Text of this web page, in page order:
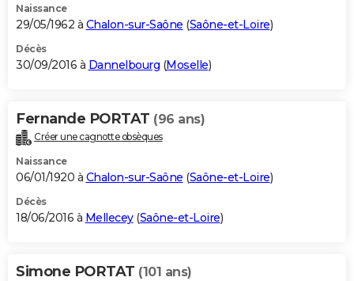
Naissance
29/05/1962 à Chalon-sur-Saône (Saône-et-Loire)
Décès
30/09/2016 à Dannelbourg (Moselle)
Fernande PORTAT (96 ans)
Créer une cagnotte obsèques
Naissance
06/01/1920 à Chalon-sur-Saône (Saône-et-Loire)
Décès
18/06/2016 à Mellecey(Saône-et-Loire)
Simone PORTAT (101 ans)